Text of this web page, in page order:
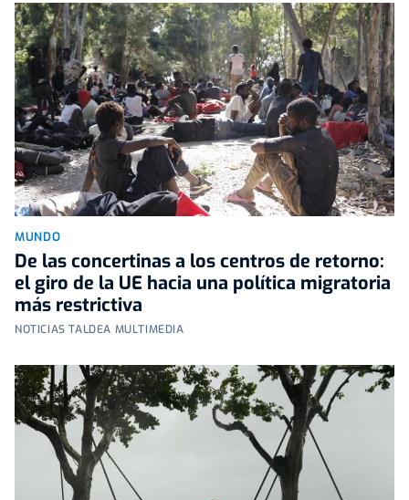
MUNDO
De las concertinas a los centros de retorno:
el giro de la UE hacia una política migratoria
más restrictiva
NOTICIAS TALDEA MULTIMEDIA